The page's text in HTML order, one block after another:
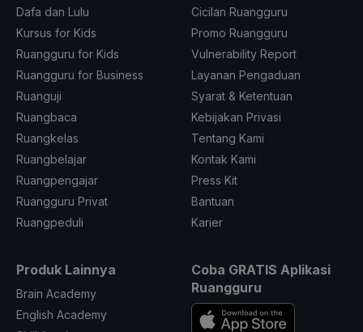
Dafa dan Lulu
Kursus for Kids
Ruangguru for Kids
Ruangguru for Business
Ruanguji
Ruangbaca
Ruangkelas
Ruangbelajar
Ruangpengajar
Ruangguru Privat
Ruangpeduli
Cicilan Ruangguru
Promo Ruangguru
Vulnerability Report
Layanan Pengaduan
Syarat & Ketentuan
Kebijakan Privasi
Tentang Kami
Kontak Kami
Press Kit
Bantuan
Karier
Produk Lainnya
Brain Academy
English Academy
Coba GRATIS Aplikasi
Ruangguru